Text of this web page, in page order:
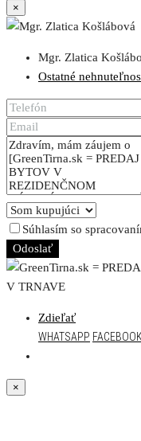
×
Mgr. Zlatica
Ostatné
Súhlasím so
Odoslať
Zdieľať
WHATSAPP FACEBOOK
×